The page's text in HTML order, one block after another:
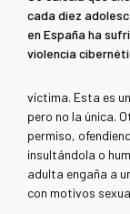
cada diez
en España ha
violencia
víctima. Esta es
pero no la única.
permiso,
insultándola o
adulta engaña a
con motivos